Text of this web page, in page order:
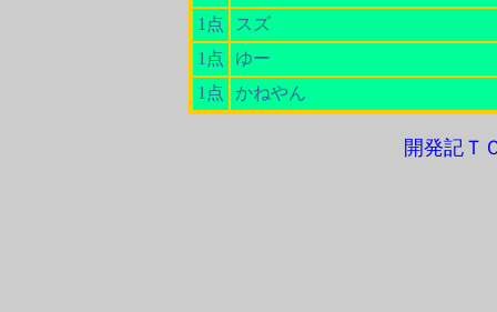
1点
スズ
1点
ゆー
1点
かねやん
開発記Ｔ